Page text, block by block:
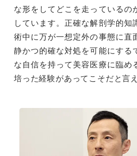
な形をしてどこを走っているの
しています。正確な解剖学的知
術中に万が一想定外の事態に直
静かつ的確な対処を可能にする
な自信を持って美容医療に臨め
培った経験があってこそだと言